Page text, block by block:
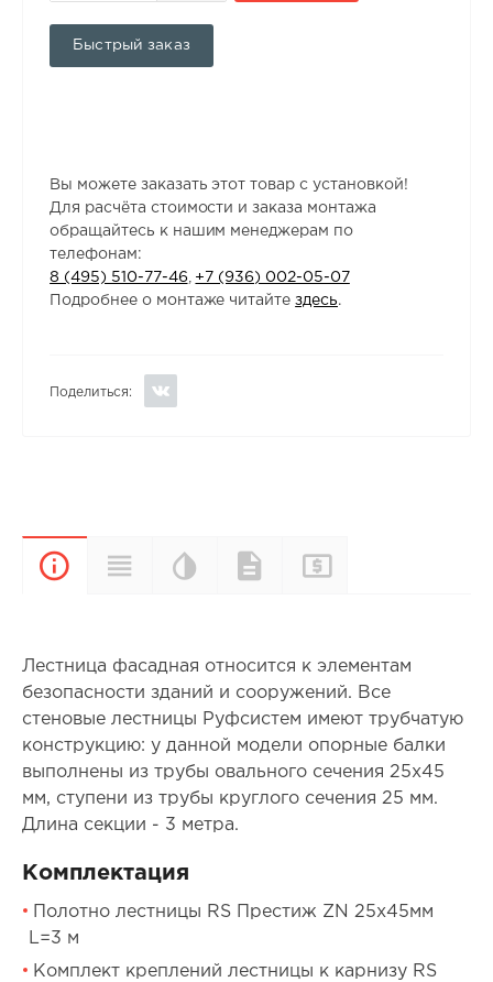
Быстрый заказ
Вы можете заказать этот товар с установкой!
Для расчёта стоимости и заказа монтажа
обращайтесь к нашим менеджерам по
телефонам:
8 (495) 510-77-46
+7 (936) 002-05-07
Подробнее о монтаже читайтездесь.
Поделиться:
ОписаниеХарактеристики
Цветовая
палитра
Документы
Лестница фасадная относится к элементам
безопасности зданий и сооружений. Все
стеновые лестницы Руфсистем имеют трубчатую
конструкцию: у данной модели опорные балки
выполнены из трубы овального сечения 25х45
мм, ступени из трубы круглого сечения 25 мм.
Длина секции - 3 метра.
Комплектация
Полотно лестницы RS Престиж ZN 25х45мм
L=3 м
Комплект креплений лестницы к карнизу RS